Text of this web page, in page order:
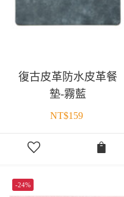
復古皮革防水皮革餐
墊-霧藍
NT$159
-24%